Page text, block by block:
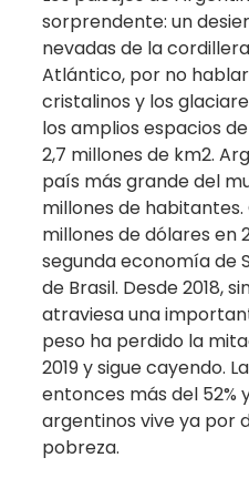
sorprendente: un
nevadas de la
Atlántico, por no
cristalinos y los
los amplios espacios
2,7 millones de km2.
país más grande del
millones de habitantes.
millones de dólares en
segunda economía de
de Brasil. Desde 2018,
atraviesa una
peso ha perdido la
2019 y sigue cayendo.
entonces más del 52%
argentinos vive ya por
pobreza.